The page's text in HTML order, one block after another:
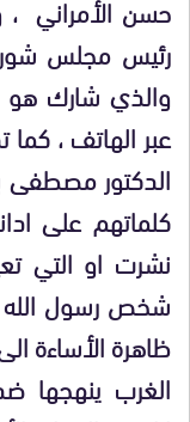
حسن الأمراني ،
رئيس مجلس
والذي شارك هو
عبر الهاتف ،
الدكتور مصطفى
كلماتهم على
نشرت او التي
شخص رسول الله
ظاهرة الأساءة
الغرب ينهجها